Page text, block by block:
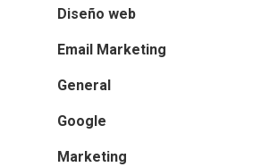
Diseño web
Email Marketing
General
Google
Marketing